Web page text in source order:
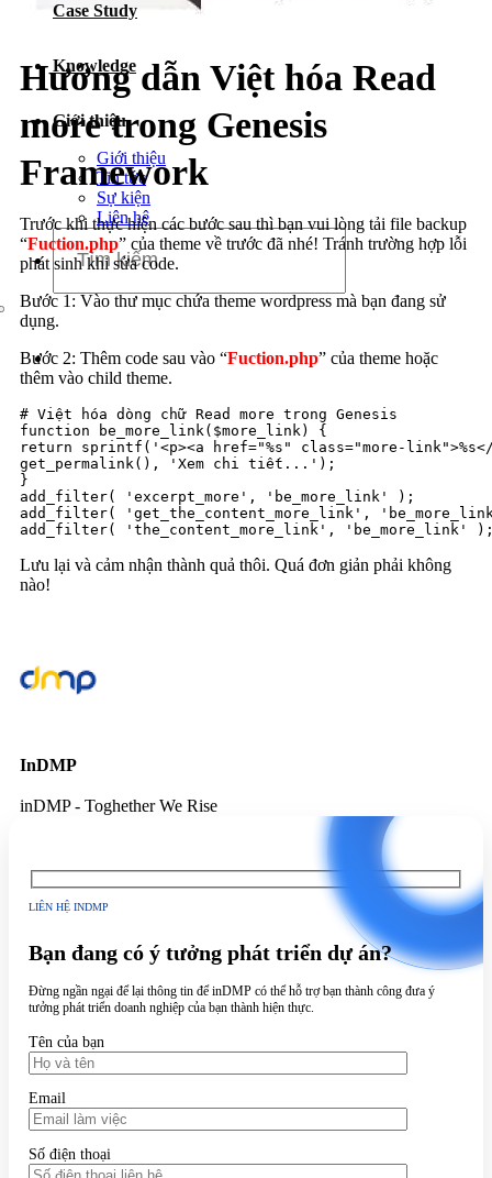
Dịch vụ chăm sóc website
Case Study
Knowledge
Giới thiệu
Giới thiệu
Tin tức
Sự kiện
Liên hệ
Hướng dẫn Việt hóa Read
more trong Genesis
Framework
Trước khi thực hiện các bước sau thì bạn vui lòng tải file backup
“Fuction.php” của theme về trước đã nhé! Tránh trường hợp lỗi
phát sinh khi sửa code.
Bước 1: Vào thư mục chứa theme wordpress mà bạn đang sử
dụng.
Bước 2: Thêm code sau vào “Fuction.php” của theme hoặc
thêm vào child theme.
# Việt hóa dòng chữ Read more trong Genesis
function be_more_link($more_link) {
return sprintf('<p><a href="%s" class="more-
get_permalink(), 'Xem chi tiết...');
}
add_filter( 'excerpt_more', 'be_more_link' );
add_filter( 'get_the_content_more_link',
add_filter( 'the_content_more_link', 'be_more_link'
Lưu lại và cảm nhận thành quả thôi. Quá đơn giản phải không
nào!
InDMP
inDMP - Toghether We Rise
LIÊN HỆ INDMP
Bạn đang có ý tưởng phát triển dự án?
Đừng ngần ngại để lại thông tin để inDMP có thể hỗ trợ bạn thành công đưa ý
tưởng phát triển doanh nghiệp của bạn thành hiện thực.
Tên của bạn
Email
Số điện thoại